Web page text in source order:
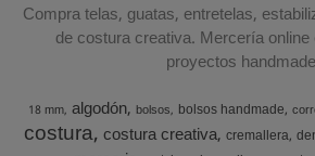
Compra telas, guatas, entretelas,
de costura creativa. Mercería
proyectos
18 mm algodón bolsos bolsos handmade
costura costura creativa cremallera